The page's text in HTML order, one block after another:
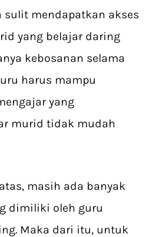
sulit mendapatkan akses
yang belajar daring
kebosanan selama
harus mampu
yang
murid tidak mudah
masih ada banyak
dimiliki oleh guru
Maka dari itu, untuk